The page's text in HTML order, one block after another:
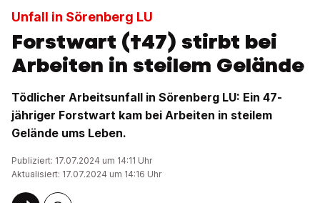
Unfall in Sörenberg LU
Forstwart (†47) stirbt bei
Arbeiten in steilem Gelände
Tödlicher Arbeitsunfall in Sörenberg LU: Ein 47-
jähriger Forstwart kam bei Arbeiten in steilem
Gelände ums Leben.
Publiziert: 17.07.2024 um 14:11 Uhr
Aktualisiert: 17.07.2024 um 14:16 Uhr